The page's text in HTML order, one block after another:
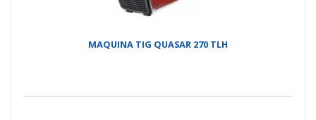
MAQUINA TIG QUASAR 270 TLH